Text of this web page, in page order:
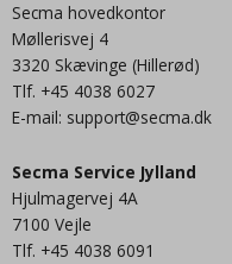
Secma hovedkontor
Møllerisvej 4
3320 Skævinge (Hillerød)
Tlf. +45 4038 6027
E-mail: support@secma.dk
Secma Service Jylland
Hjulmagervej 4A
7100 Vejle
Tlf. +45 4038 6091